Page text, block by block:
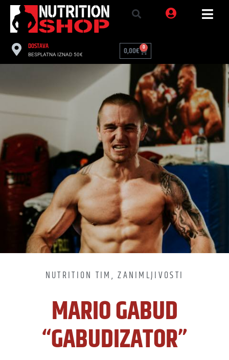
DOSTAVA
BESPLATNA IZNAD 50€ 0,00€ 0
NUTRITION TIM,ZANIMLJIVOSTI
MARIO GABUD
“GABUDIZATOR”